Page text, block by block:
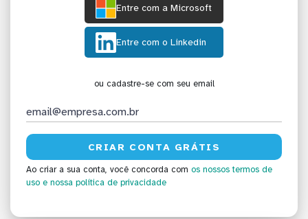
Entre com a Microsoft
Entre com o Linkedin
ou cadastre-se com seu email
Ao criar a sua conta, você concorda com os nossos termos de
uso e nossa política de privacidade